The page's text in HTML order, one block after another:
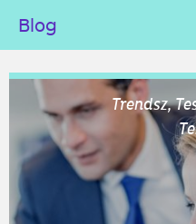
Blog
Trendsz,